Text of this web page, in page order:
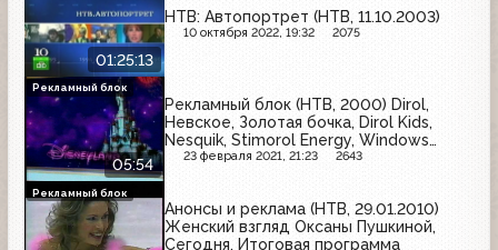
01:25:13
НТВ: Автопортрет (НТВ, 11.10.2003)
10 октября 2022, 19:32 2075
05:54
Рекламный блок (НТВ, 2000) Dirol,
Невское, Золотая бочка, Dirol Kids,
Nesquik, Stimorol Energy, Windows
2000, NOX Music
23 февраля 2021, 21:23 2643
Рекламный блок
Анонсы и реклама (НТВ, 29.01.2010)
Женский взгляд Оксаны Пушкиной,
Сегодня. Итоговая программа
Рекламный блок